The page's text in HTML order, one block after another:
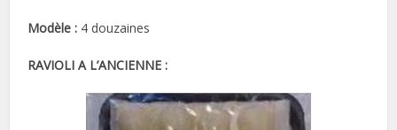
Modèle : 4 douzaines
RAVIOLI A L’ANCIENNE :